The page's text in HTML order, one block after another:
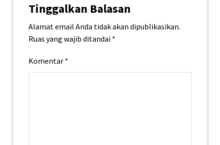
Tinggalkan Balasan
Alamat email Anda tidak akan dipublikasikan.
Ruas yang wajib ditandai *
Komentar *